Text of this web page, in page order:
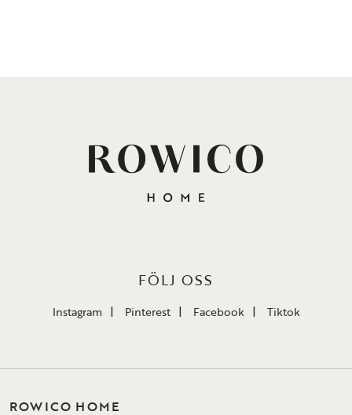
FÖLJ OSS
Instagram Pinterest Facebook Tiktok
ROWICO HOME